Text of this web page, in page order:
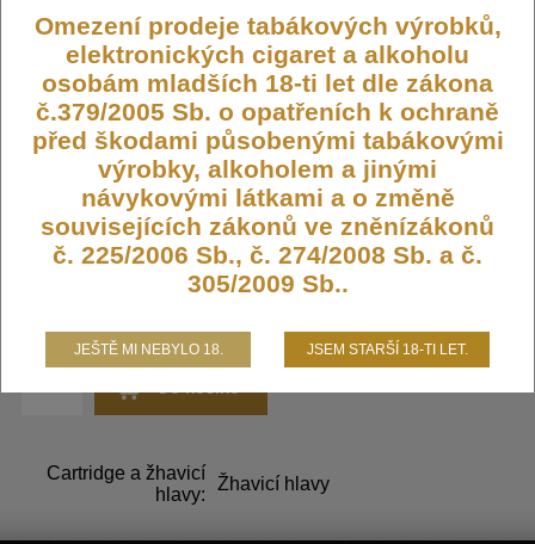
Žhavicí hlava GTX Mesh o odporu 1,2ohm využívá technologii
Mesh, kde klasická spirálka je nahrazena ,,síťovou mřížkou´´ ze
žhavicích drátů s rychlým procesem rozžhavení a velkou tvorbou
páry.
Výrobce:
Vaporesso
COIL-VAPOR-GTX-12
Dostupnost: Skladem
Počet ks:
9 ks
99,- KČ
DO KOŠÍKU
Cartridge a žhavicí
hlavy:
Žhavicí hlavy
Omezení prodeje tabákových výrobků,
elektronických cigaret a alkoholu
osobám mladších 18-ti let dle zákona
č.379/2005 Sb. o opatřeních k ochraně
před škodami působenými tabákovými
výrobky, alkoholem a jinými
návykovými látkami a o změně
souvisejících zákonů ve zněnízákonů
č. 225/2006 Sb., č. 274/2008 Sb. a č.
305/2009 Sb..
JEŠTĚ MI NEBYLO 18. JSEM STARŠÍ 18-TI LET.